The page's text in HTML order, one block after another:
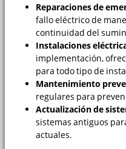
Reparaciones de
fallo eléctrico de
continuidad del
Instalaciones
implementación,
para todo tipo de
Mantenimiento
regulares para
Actualización de
sistemas antiguos
actuales.